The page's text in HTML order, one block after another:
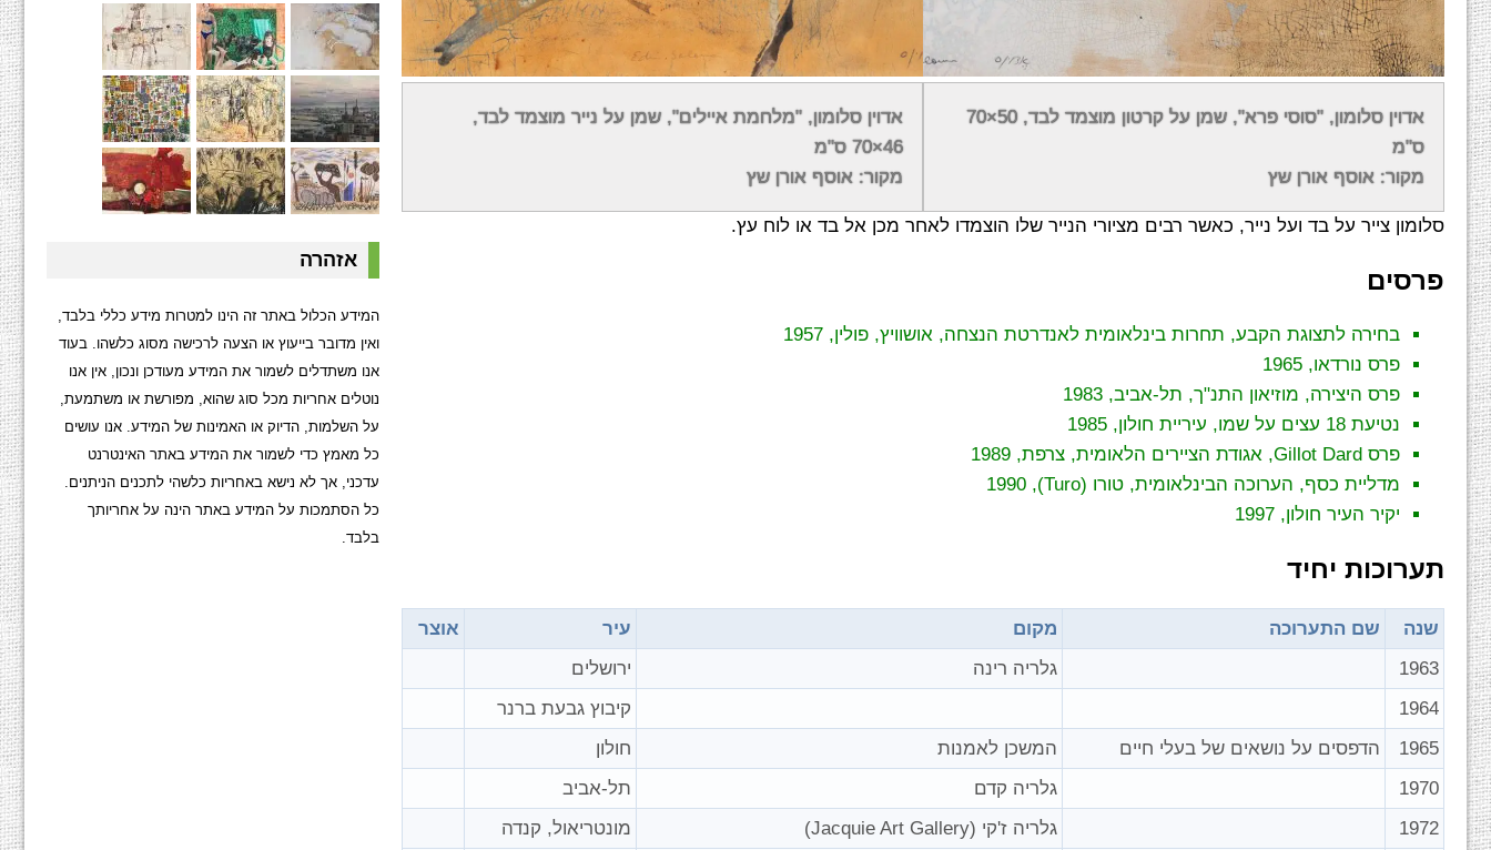
אדוין סלומון, "סוסי פרא", שמן על קרטון מוצמד לבד, 50×70
ס"מ
מקור: אוסף אורן שץ
אדוין סלומון, "מלחמת איילים", שמן על נייר מוצמד לבד,
46×70 ס"מ
מקור: אוסף אורן שץ
הצבעים בציורים של סלומון הם בדרך כלל חיוורים ודהויים, בעיקר אפור, תכלת וגוונים בהירים של צהוב, מה שמשווה לציוריו אפקט
סוריאליסטי חלומי המנוגד בצורה קיצונית לפעילות הקדחתנית שבציור. הדמויות של סלומון מצוירות בדרך כלל כצללית או לעיתים אף בקו
מתאר בלבד, אך גם כצללית ניתן כמעט להרגיש את השרירים משתרגים מתחת לעור החיה.
סלומון צייר על בד ועל נייר, כאשר רבים מציורי הנייר שלו הוצמדו לאחר מכן אל בד או לוח עץ.
פרסים
בחירה לתצוגת הקבע, תחרות בינלאומית לאנדרטת הנצחה, אושוויץ, פולין, 1957
פרס נורדאו, 1965
פרס היצירה, מוזיאון התנ"ך, תל-אביב, 1983
נטיעת 18 עצים על שמו, עיריית חולון, 1985
פרס Gillot Dard, אגודת הציירים הלאומית, צרפת, 1989
מדליית כסף, הערוכה הבינלאומית, טורו (Turo), 1990
יקיר העיר חולון, 1997
תערוכות יחיד
שנה שם התערוכה מקום עיר
אוצר
1963
גלריה רינה
ירושלים
1964
קיבוץ גבעת ברנר
1965
הדפסים על נושאים של בעלי חיים המשכן לאמנות
חולון
1970
גלריה קדם
תל-אביב
1972
גלריה ז'קי (Jacquie Art Gallery) מונטריאול, קנדה
אזהרה
המידע הכלול באתר זה הינו למטרות מידע כללי בלבד,
ואין מדובר בייעוץ או הצעה לרכישה מסוג כלשהו. בעוד
אנו משתדלים לשמור את המידע מעודכן ונכון, אין אנו
נוטלים אחריות מכל סוג שהוא, מפורשת או משתמעת,
על השלמות, הדיוק או האמינות של המידע. אנו עושים
כל מאמץ כדי לשמור את המידע באתר האינטרנט
עדכני, אך לא נישא באחריות כלשהי לתכנים הניתנים.
כל הסתמכות על המידע באתר הינה על אחריותך
בלבד.